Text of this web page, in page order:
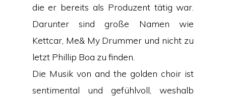
die er bereits als Produzent tätig war.
Darunter sind große Namen wie
Kettcar, Me& My Drummer und nicht zu
letzt Phillip Boa zu finden.
Die Musik von and the golden choir ist
sentimental und gefühlvoll, weshalb